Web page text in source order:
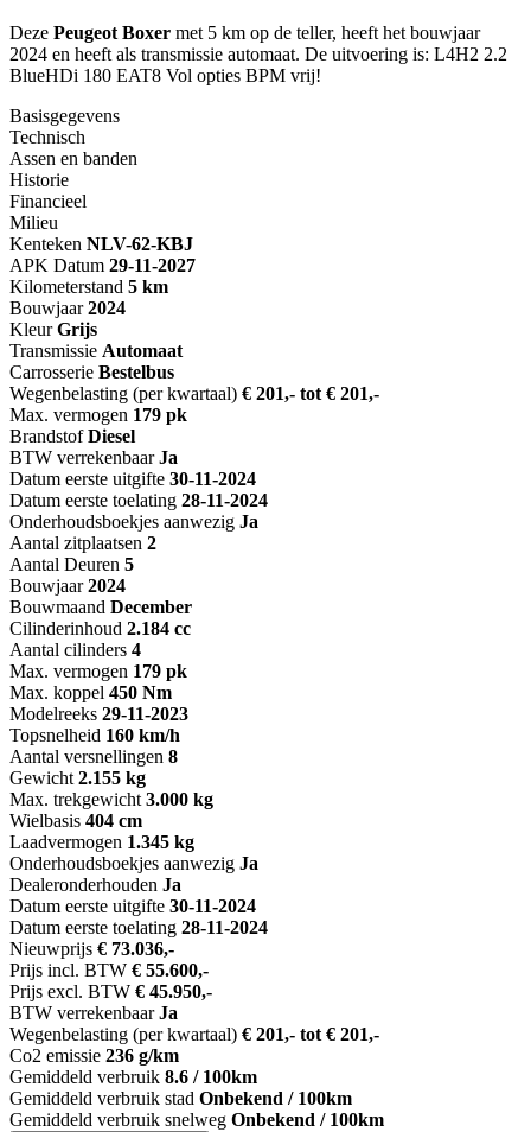
Deze Peugeot Boxer met 5 km op de teller, heeft het bouwjaar
2024 en heeft als transmissie automaat. De uitvoering is: L4H2 2.2
BlueHDi 180 EAT8 Vol opties BPM vrij!
Basisgegevens
Technisch
Assen en banden
Historie
Financieel
Milieu
Kenteken NLV-62-KBJ
APK Datum 29-11-2027
Kilometerstand 5 km
Bouwjaar 2024
Kleur Grijs
Transmissie Automaat
Carrosserie Bestelbus
Wegenbelasting (per kwartaal) € 201,- tot € 201,-
Max. vermogen 179 pk
Brandstof Diesel
BTW verrekenbaar Ja
Datum eerste uitgifte 30-11-2024
Datum eerste toelating 28-11-2024
Onderhoudsboekjes aanwezig Ja
Aantal zitplaatsen 2
Aantal Deuren 5
Bouwjaar 2024
Bouwmaand December
Cilinderinhoud 2.184 cc
Aantal cilinders 4
Max. vermogen 179 pk
Max. koppel 450 Nm
Modelreeks 29-11-2023
Topsnelheid 160 km/h
Aantal versnellingen 8
Gewicht 2.155 kg
Max. trekgewicht 3.000 kg
Wielbasis 404 cm
Laadvermogen 1.345 kg
Onderhoudsboekjes aanwezig Ja
Dealeronderhouden Ja
Datum eerste uitgifte 30-11-2024
Datum eerste toelating 28-11-2024
Nieuwprijs € 73.036,-
Prijs incl. BTW € 55.600,-
Prijs excl. BTW € 45.950,-
BTW verrekenbaar Ja
Wegenbelasting (per kwartaal) € 201,- tot € 201,-
Co2 emissie 236 g/km
Gemiddeld verbruik 8.6 / 100km
Gemiddeld verbruik stad Onbekend / 100km
Gemiddeld verbruik snelweg Onbekend / 100km